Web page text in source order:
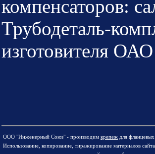
компенсаторов:
Трубодеталь-
изготовителя
ООО "Инженерный Союз" - производим крепеж для
Использование, копирование, тиражирование материалов сайта